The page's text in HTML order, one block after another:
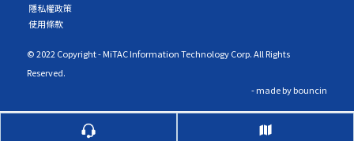
© 2022 Copyright - MiTAC Information Technology Corp. All Rights
Reserved.
- made bybouncin
隱私權政策
使用條款